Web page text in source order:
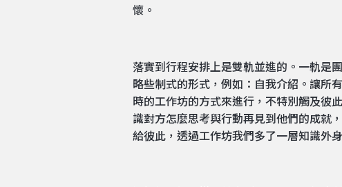
懷。
落實到行程安排上是雙軌並進的。一軌是
略些制式的形式，例如：自我介紹。讓所
時的工作坊的方式來進行，不特別觸及彼
識對方怎麼思考與行動再見到他們的成就
給彼此，透過工作坊我們多了一層知識外